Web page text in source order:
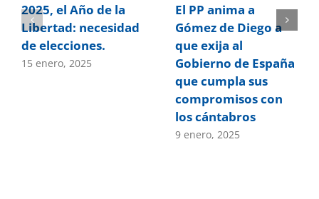
2025, el Año de la
Libertad: necesidad
de elecciones.
15 enero, 2025
El PP anima a
Gómez de Diego a
que exija al
Gobierno de España
que cumpla sus
compromisos con
los cántabros
9 enero, 2025